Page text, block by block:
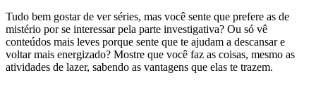
Tudo bem gostar de ver séries, mas você sente que prefere as de
mistério por se interessar pela parte investigativa? Ou só vê
conteúdos mais leves porque sente que te ajudam a descansar e
voltar mais energizado? Mostre que você faz as coisas, mesmo as
atividades de lazer, sabendo as vantagens que elas te trazem.